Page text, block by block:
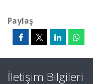
Paylaş
İletişim Bilgileri